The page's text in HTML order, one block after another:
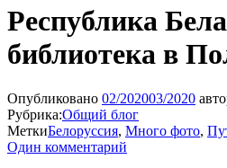
Республика
библиотека в
Опубликовано 02/202003/2020
Рубрика:Общий блог
МеткиБелоруссия, Много фото,
Один комментарий